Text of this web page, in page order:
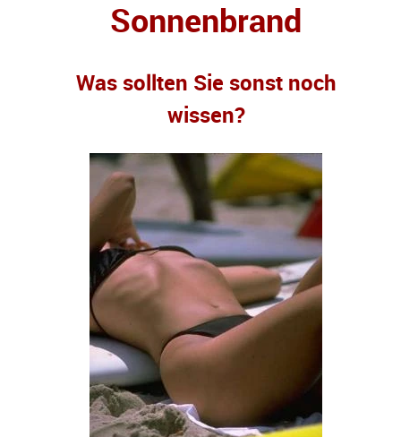
Sonnenbrand
Was sollten Sie sonst noch
wissen?